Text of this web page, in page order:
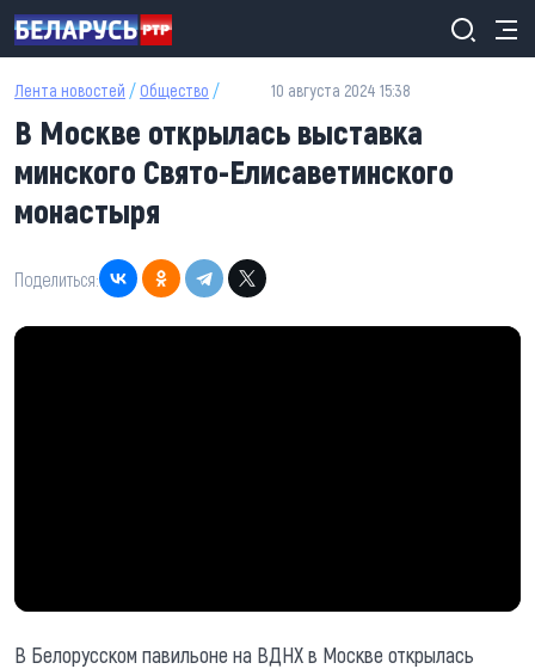
Перейти к основному содержанию
Лента новостей / Общество / 10 августа 2024 15:38
В Москве открылась выставка
минского Свято-Елисаветинского
монастыря
Поделиться:
В Белорусском павильоне на ВДНХ в Москве открылась